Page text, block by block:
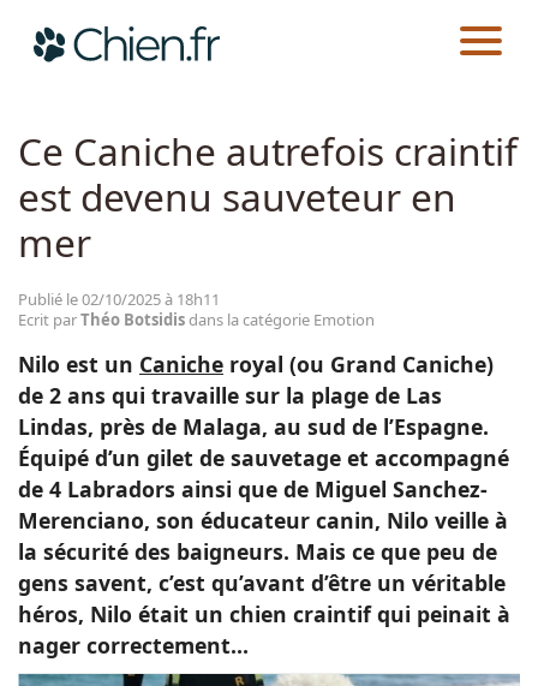
Races
CHIEN.FR ACTUALITÉS
Ce Caniche autrefois craintif
est devenu sauveteur en
mer
Publié le 02/10/2025 à 18h11
Ecrit parThéo Botsidisdans la catégorie Emotion
Nilo est un Caniche royal (ou Grand Caniche)
de 2 ans qui travaille sur la plage de Las
Lindas, près de Malaga, au sud de l’Espagne.
Équipé d’un gilet de sauvetage et accompagné
de 4 Labradors ainsi que de Miguel Sanchez-
Merenciano, son éducateur canin, Nilo veille à
la sécurité des baigneurs. Mais ce que peu de
gens savent, c’est qu’avant d’être un véritable
héros, Nilo était un chien craintif qui peinait à
nager correctement…